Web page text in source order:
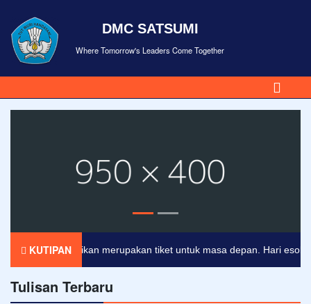
DMC SATSUMI
Where Tomorrow's Leaders Come Together
KUTIPAN
Pendidikan merupakan tiket untuk masa depan. Hari esok
Tulisan Terbaru